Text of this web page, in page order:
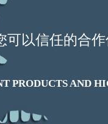
可以信任的合作
PRODUCTS AND